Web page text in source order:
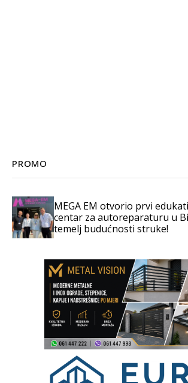
PROMO
MEGA EM otvorio prvi
centar za autoreparaturu u
temelj budućnosti struke!